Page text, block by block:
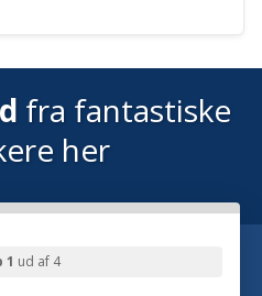
fra fantastiske
her
1 ud af 4